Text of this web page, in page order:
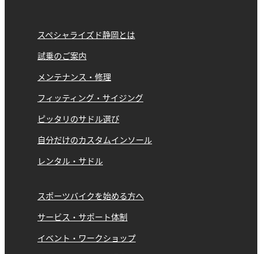
スペシャライズド静岡とは
試乗のご案内
メンテナンス・修理
フィッティング・サイジング
ピッタリのサドル選び
自分だけのカスタムインソール
レンタル・サドル
スポーツバイクを始める方へ
サービス・サポート体制
イベント・ワークショップ